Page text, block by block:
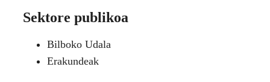
Sektore publikoa
Bilboko Udala
Erakundeak